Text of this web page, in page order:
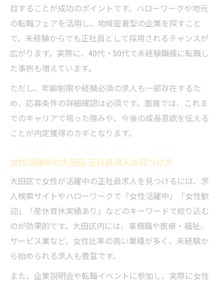
目することが成功のポイントです。ハローワークや地元
の転職フェアを活用し、地域密着型の企業を探すこと
で、未経験からでも正社員として採用されるチャンスが
広がります。実際に、40代・50代で未経験職種に転職し
た事例も増えています。
ただし、年齢制限や経験必須の求人も一部存在するた
め、応募条件の詳細確認は必須です。面接では、これま
でのキャリアで培った強みや、今後の成長意欲を伝える
ことが内定獲得のカギとなります。
女性活躍中の大田区 正社員求人の見つけ方
大田区で女性が活躍中の正社員求人を見つけるには、求
人検索サイトやハローワークで「女性活躍中」「女性歓
迎」「産休育休実績あり」などのキーワードで絞り込む
のが効果的です。大田区内には、事務職や医療・福祉、
サービス業など、女性比率の高い業種が多く、未経験か
ら始められる求人も豊富です。
また、企業説明会や転職イベントに参加し、実際に女性